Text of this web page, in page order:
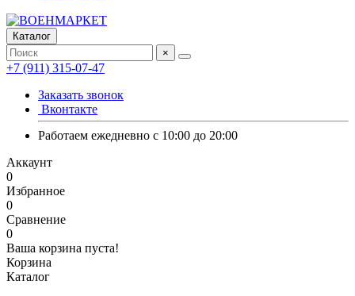
Каталог
×
+7 (911) 315-07-47
Заказать звонок
Вконтакте
Работаем ежедневно с 10:00 до 20:00
Аккаунт
0
Избранное
0
Сравнение
0
Ваша корзина пуста!
Корзина
Каталог